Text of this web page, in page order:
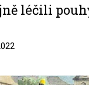
léčili